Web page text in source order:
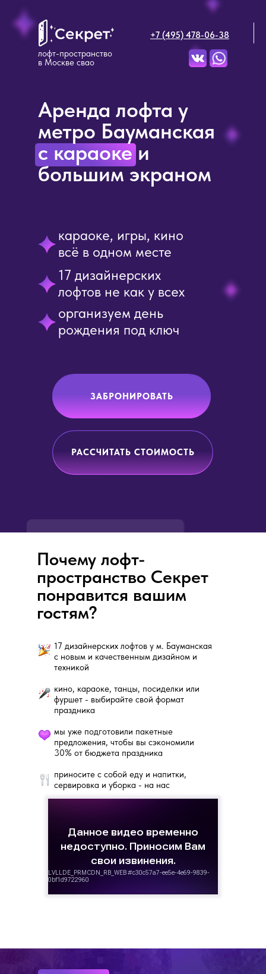
Аренда лофта у
метро Бауманская
с караоке и
большим экраном
РАССЧИТАТЬ СТОИМОСТЬ
ЗАБРОНИРОВАТЬ
17 дизайнерских
лофтов не как у всех
караоке, игры, кино
всё в одном месте
организуем день
рождения под ключ
лофт-пространство
в Москве свао
+7 (495) 478-06-38
17 дизайнерских лофтов у м. Бауманская
с новым и качественным дизайном и
техникой
кино, караоке, танцы, посиделки или
фуршет - выбирайте свой формат
праздника
мы уже подготовили пакетные
предложения, чтобы вы сэкономили
30% от бюджета праздника
приносите с собой еду и напитки,
сервировка и уборка - на нас
Почему лофт-
пространство Секрет
понравится вашим
гостям?